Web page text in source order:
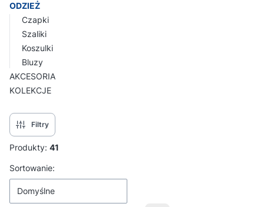
ODZIEŻ
Czapki
Szaliki
Koszulki
Bluzy
AKCESORIA
KOLEKCJE
Filtry
Produkty: 41
Lista produktów
Sortowanie:
Domyślne